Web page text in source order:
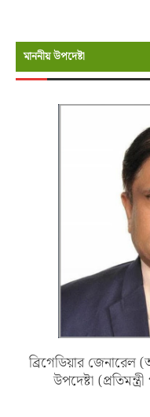
মাননীয় উপদেষ্টা
ব্রিগেডিয়ার
উপদেষ্টা